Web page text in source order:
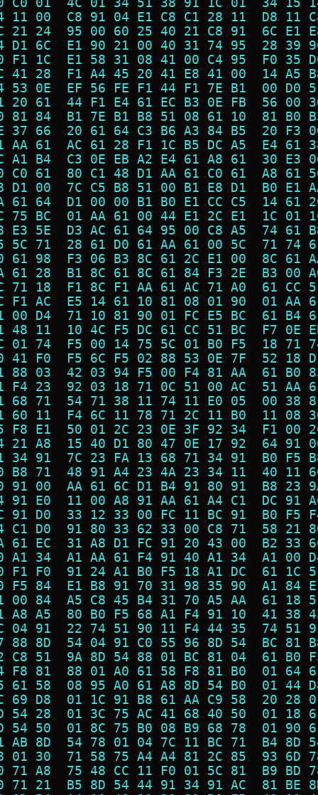
11 00  C8 91 04 E1 C8 C1 28 11  D8
21 24  95 00 60 25 40 21 C8 91  6C
D1 6C  E1 90 21 00 40 31 74 95  28
F1 1C  E1 58 31 08 41 00 C4 95  F0
41 28  F1 A4 45 20 41 E8 41 00  14
53 0E  EF 56 FE F1 44 F1 7E B1  00
20 61  44 F1 E4 61 EC B3 0E FB  56
81 84  B1 7E B1 B8 51 08 61 10  81
37 66  20 61 64 C3 B6 A3 84 B5  20
AA 61  AC 61 28 F1 1C B5 DC A5  E4
A1 B4  C3 0E EB A2 E4 61 A8 61  30
C0 61  80 C1 48 D1 AA 61 C0 61  A8
D1 00  7C C5 B8 51 00 B1 E8 D1  B0
61 64  D1 00 00 B1 B0 E1 CC C5  14
75 BC  01 AA 61 00 44 E1 2C E1  1C
E3 5E  D3 AC 61 64 95 00 C8 A5  74
5C 71  28 61 D0 61 AA 61 00 5C  71
61 98  F3 06 B3 8C 61 2C E1 00  8C
61 28  B1 8C 61 8C 61 84 F3 2E  B3
71 18  F1 8C F1 AA 61 AC 71 A0  61
F1 AC  E5 14 61 10 81 08 01 90  01
00 D4  71 10 81 90 01 FC E5 BC  61
48 11  10 4C F5 DC 61 CC 51 BC  F7
01 74  F5 00 14 75 5C 01 B0 F5  18
41 F0  F5 6C F5 02 88 53 0E 7F  52
88 03  42 03 94 F5 00 F4 81 AA  61
F4 23  92 03 18 71 0C 51 00 AC  51
68 71  54 71 38 11 74 11 E0 05  00
60 11  F4 6C 11 78 71 2C 11 B0  11
F8 E1  50 01 2C 23 0E 3F 92 34  F1
21 A8  15 40 D1 80 47 0E 17 92  64
34 91  7C 23 FA 13 68 71 34 91  B0
B8 71  48 91 A4 23 4A 23 34 11  40
91 00  AA 61 6C D1 B4 91 80 91  B8
91 E0  11 00 A8 91 AA 61 A4 C1  DC
91 D0  33 12 33 00 FC 11 BC 91  B0
C1 D0  91 80 33 62 33 00 C8 71  58
61 EC  31 A8 D1 FC 91 20 43 00  B2
A1 34  A1 AA 61 F4 91 40 A1 34  A1
F1 F0  91 24 A1 B0 F5 18 A1 DC  61
F5 84  E1 B8 91 70 31 98 35 90  A1
00 84  A5 C8 45 B4 31 70 A5 AA  61
A8 A5  80 B0 F5 68 A1 F4 91 10  41
04 91  22 74 51 90 11 F4 44 35  74
88 8D  54 04 91 C0 55 96 8D 54  BC
C8 51  9A 8D 54 88 01 BC 81 04  61
F8 81  88 01 A0 61 58 F8 81 B0  01
61 58  08 95 A0 61 A8 8D 54 B0  01
69 D8  01 1C 91 B8 61 AA C9 58  20
54 28  01 3C 75 AC 41 68 40 50  01
54 50  01 8C 75 B0 08 B9 68 78  01
AB 8D  54 78 01 04 7C 11 BC 71  B4
01 30  71 58 75 A4 A4 81 2C 85  93
71 A8  75 48 CC 11 F0 01 5C 81  B9
71 21  B5 8D 54 44 91 34 91 AC  81